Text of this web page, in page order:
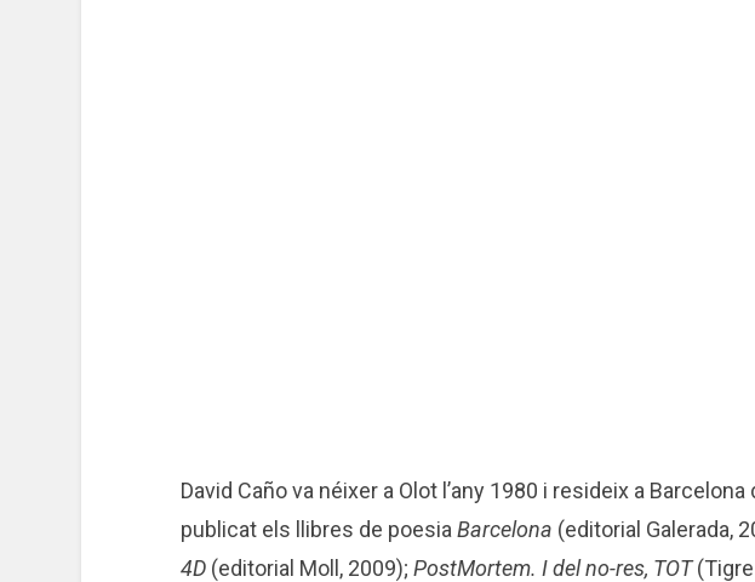
David Caño va néixer a Olot l’any 1980 i resideix a
publicat els llibres de poesia Barcelona (editorial Galerada,
4D(editorial Moll, 2009); PostMortem. I del no-res, TOT(Tigre